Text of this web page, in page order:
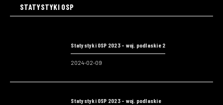
STATYSTYKI OSP
Statystyki OSP 2023 – woj. podlaskie 2
2024-02-09
Statystyki OSP 2023 – woj. podlaskie